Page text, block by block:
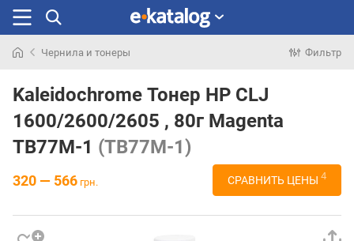
раньше
Чернила и тонеры Фильтр
Kaleidochrome Тонер HP CLJ
1600/2600/2605 , 80г Magenta
TB77M-1 (TB77M-1)
320 — 566 грн. СРАВНИТЬ ЦЕНЫ 4